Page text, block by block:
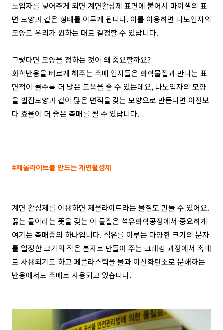
노입자를 넣어주게 되면 계면활성제 표면에 붙어서 마이셀의 표
면 모양과 같은 형태를 이루게 됩니다. 이를 이용하면 나노입자의
모양도 우리가 원하는 대로 결정할 수 있답니다.
그렇다면 모양을 정하는 것이 왜 중요할까요?
화학반응을 빠르게 해주는 촉매 입자들은 화학물질과 만나는 표
면적이 클수록 더 많은 도움을 줄 수 있는데요, 나노입자의 모양
을 벌집모양과 같이 많은 면적을 갖는 모양으로 만든다면 이전보
다 효율이 더 좋은 촉매를 될 수 있답니다.
#제올라이트를 만드는 계면활성제
계면 활성제를 이용하면 제올라이트라는 물질도 만들 수 있어요.
끓는 돌이라는 뜻을 갖는 이 물질은 석유화학공정에서 중요하게
여기는 촉매중의 하나입니다. 석유를 이루는 다양한 크기의 분자
를 일정한 크기의 작은 분자로 만들어 주는 크래킹 과정에서 촉매
로 사용되기도 하고 페플라스틱을 물과 이산화탄소로 분해하는
반응에서도 촉매로 사용되고 있습니다.